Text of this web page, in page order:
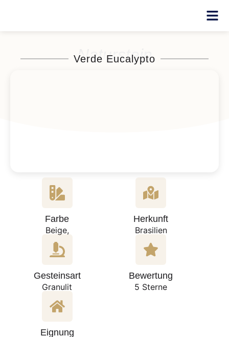
Naturstein
Verde Eucalypto
Farbe
Beige,
Herkunft
Brasilien
Gesteinsart
Granulit
Bewertung
5 Sterne
Eignung